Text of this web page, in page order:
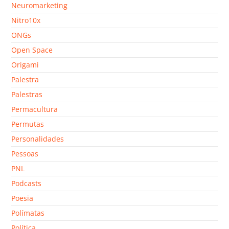
Neuromarketing
Nitro10x
ONGs
Open Space
Origami
Palestra
Palestras
Permacultura
Permutas
Personalidades
Pessoas
PNL
Podcasts
Poesia
Polímatas